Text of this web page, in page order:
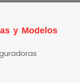
y Modelos